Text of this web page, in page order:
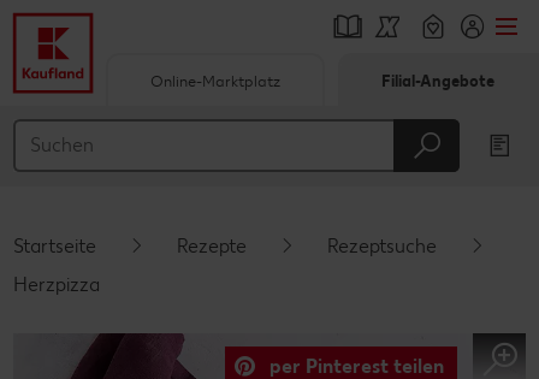
Hauptinhalt
Schwebender Seitenbereich
Online-Marktplatz Filial-Angebote
Startseite Rezepte
Rezeptsuche
Herzpizza
per Pinterest teilen